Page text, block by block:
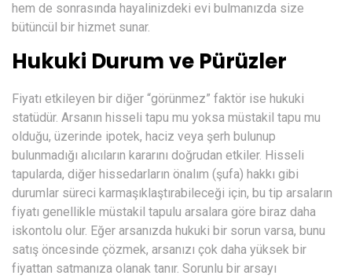
hem de sonrasında hayalinizdeki evi bulmanızda size
bütüncül bir hizmet sunar.
Hukuki Durum ve Pürüzler
Fiyatı etkileyen bir diğer “görünmez” faktör ise hukuki
statüdür. Arsanın hisseli tapu mu yoksa müstakil tapu mu
olduğu, üzerinde ipotek, haciz veya şerh bulunup
bulunmadığı alıcıların kararını doğrudan etkiler. Hisseli
tapularda, diğer hissedarların önalım (şufa) hakkı gibi
durumlar süreci karmaşıklaştırabileceği için, bu tip arsaların
fiyatı genellikle müstakil tapulu arsalara göre biraz daha
iskontolu olur. Eğer arsanızda hukuki bir sorun varsa, bunu
satış öncesinde çözmek, arsanızı çok daha yüksek bir
fiyattan satmanıza olanak tanır. Sorunlu bir arsayı